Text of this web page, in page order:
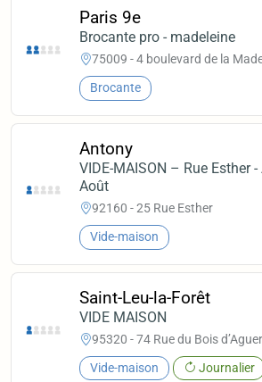
Paris 9e
Brocante pro - madeleine
75009 - 4 boulevard de la
Brocante
Antony
VIDE-MAISON – Rue Esther
Août
92160 - 25 Rue Esther
Vide-maison
Saint-Leu-la-Forêt
VIDE MAISON
95320 - 74 Rue du Bois
Vide-maison Journalier